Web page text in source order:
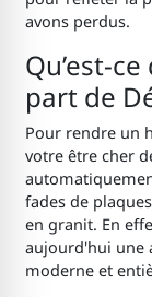
avons perdus.
Qu’est-
part de
Pour rendre un
votre être cher
fades de
en granit. En
aujourd'hui une
moderne et